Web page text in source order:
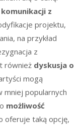
z
projektu,
na przykład
z
również dyskusja o
mogą
mniej popularnych
możliwość
oferuje taką opcję,